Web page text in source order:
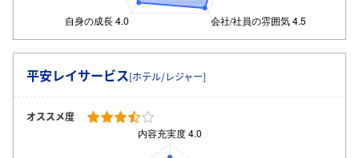
平安レイサービス[ホテル/レジャー]
オススメ度